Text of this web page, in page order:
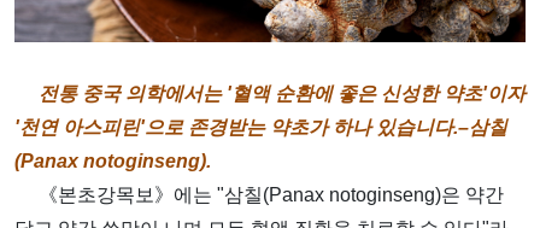
전통 중국 의학에서는 '혈액 순환에 좋은 신성한 약초'이자
'천연 아스피린'으로 존경받는 약초가 하나 있습니다.–삼칠
(Panax notoginseng).
《본초강목보》에는 "삼칠(Panax notoginseng)은 약간